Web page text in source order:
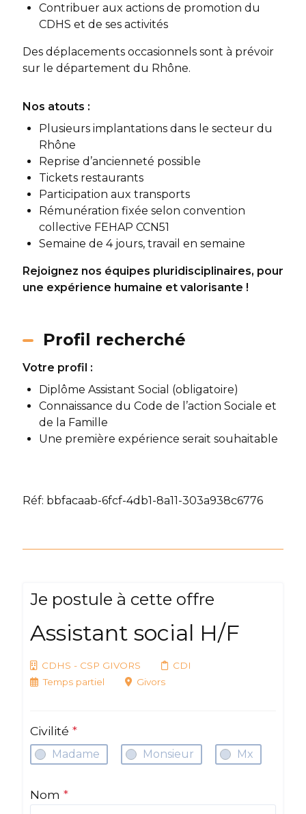
Contribuer aux actions de promotion du
CDHS et de ses activités
Des déplacements occasionnels sont à prévoir
sur le département du Rhône.
Nos atouts :
Plusieurs implantations dans le secteur du
Rhône
Reprise d’ancienneté possible
Tickets restaurants
Participation aux transports
Rémunération fixée selon convention
collective FEHAP CCN51
Semaine de 4 jours, travail en semaine
Rejoignez nos équipes pluridisciplinaires, pour
une expérience humaine et valorisante !
Profil recherché
Votre profil :
Diplôme Assistant Social (obligatoire)
Connaissance du Code de l’action Sociale et
de la Famille
Une première expérience serait souhaitable
Réf: bbfacaab-6fcf-4db1-8a11-303a938c6776
Je postule à cette offre
Assistant social H/F
CDHS - CSP GIVORS
CDI
Temps partiel
Givors
Civilité *
Madame Monsieur Mx
Nom *